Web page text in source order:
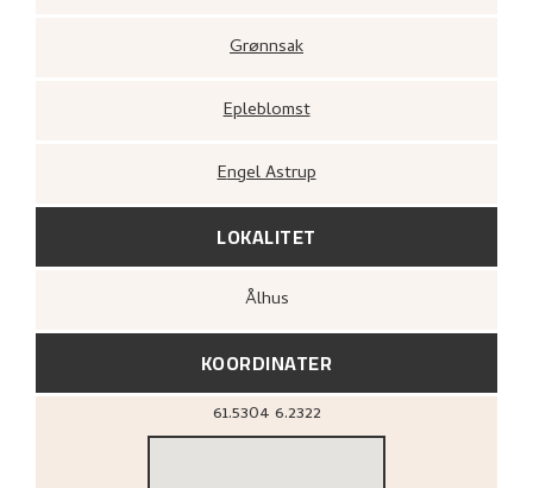
Grønnsak
Epleblomst
Engel Astrup
LOKALITET
Ålhus
KOORDINATER
61.5304 6.2322